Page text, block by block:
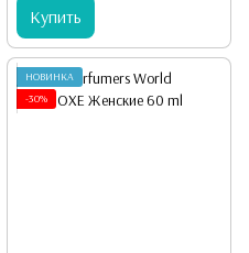
Купить
НОВИНКА
-30%